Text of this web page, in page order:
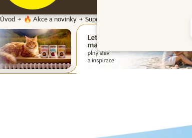
Úvod 🔥 Akce a novinky Super zoo magazín léto 2026